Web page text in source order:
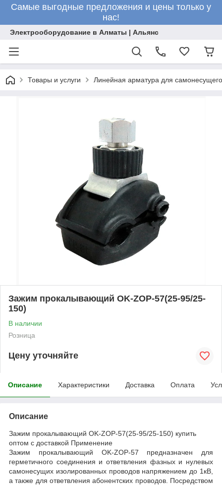
Самые выгодные предложения и цены только у
нас!
Электрооборудование в Алматы | Альянс
Товары и услуги Линейная арматура для
Зажим прокалывающий OK-ZOP-57(25-95/25-
150)
В наличии
Розница
Цену уточняйте
Описание Характеристики Доставка Оплата
Описание
Зажим прокалывающий OK-ZOP-57(25-95/25-150) купить
оптом с доставкой Применение
Зажим прокалывающий OK-ZOP-57 предназначен для
герметичного соединения и ответвления фазных и нулевых
самонесущих изолированных проводов напряжением до 1кВ,
а также для ответвления абонентских проводов. Посредством